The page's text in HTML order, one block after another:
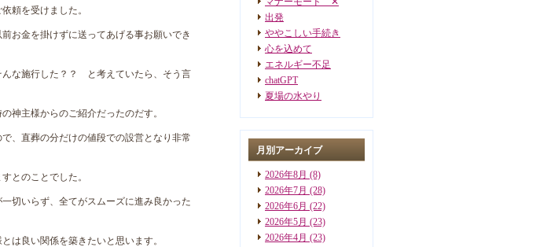
頼を受けました。
お金を掛けずに送ってあげる事お願いでき
な施行した？？ と考えていたら、そう言
神主様からのご紹介だったのだす。
、直葬の分だけの値段での設営となり非常
とのことでした。
切いらず、全てがスムーズに進み良かった
は良い関係を築きたいと思います。
出発
ややこしい手続き
心を込めて
エネルギー不足
chatGPT
夏場の水やり
月別アーカイブ
2026年8月 (8)
2026年7月 (28)
2026年6月 (22)
2026年5月 (23)
2026年4月 (23)